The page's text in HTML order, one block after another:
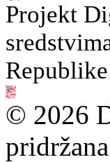
Projekt
© 2026
pridržana